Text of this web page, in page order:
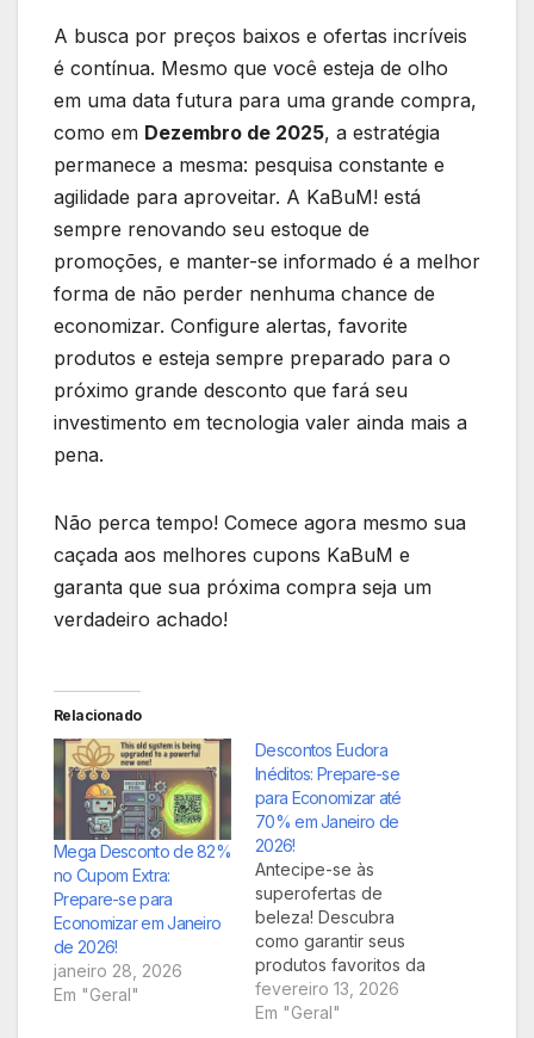
A busca por preços baixos e ofertas incríveis
é contínua. Mesmo que você esteja de olho
em uma data futura para uma grande compra,
como em Dezembro de 2025, a estratégia
permanece a mesma: pesquisa constante e
agilidade para aproveitar. A KaBuM! está
sempre renovando seu estoque de
promoções, e manter-se informado é a melhor
forma de não perder nenhuma chance de
economizar. Configure alertas, favorite
produtos e esteja sempre preparado para o
próximo grande desconto que fará seu
investimento em tecnologia valer ainda mais a
pena.
Não perca tempo! Comece agora mesmo sua
caçada aos melhores cupons KaBuM e
garanta que sua próxima compra seja um
verdadeiro achado!
Relacionado
Mega Desconto de 82%
no Cupom Extra:
Prepare-se para
Economizar em Janeiro
de 2026!
janeiro 28, 2026
Em "Geral"
Descontos Eudora
Inéditos: Prepare-se
para Economizar até
70% em Janeiro de
2026!
Antecipe-se às
superofertas de
beleza! Descubra
como garantir seus
produtos favoritos da
Eudora com
descontos
fevereiro 13, 2026
Em "Geral"